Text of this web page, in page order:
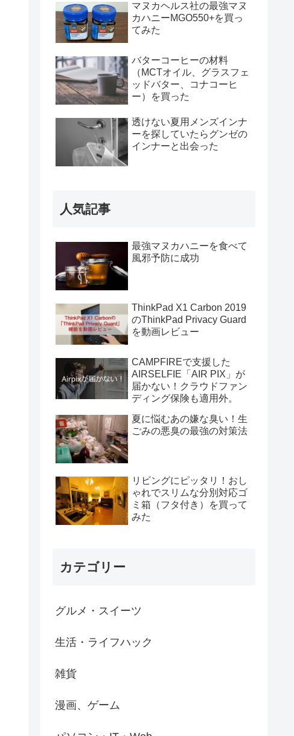
マヌカヘルス社の最強マヌ
カハニーMGO550+を買っ
てみた
バターコーヒーの材料
（MCTオイル、グラスフェ
ッドバター、コナコーヒ
ー）を買った
透けない夏用メンズインナ
ーを探していたらグンゼの
インナーと出会った
人気記事
最強マヌカハニーを食べて
風邪予防に成功
ThinkPad X1 Carbon 2019
のThinkPad Privacy Guard
を動画レビュー
CAMPFIREで支援した
AIRSELFIE「AIR PIX」が
届かない！クラウドファン
ディング保険も適用外。
夏に悩むあの嫌な臭い！生
ごみの悪臭の最強の対策法
リビングにピッタリ！おし
ゃれでスリムな分別対応ゴ
ミ箱（フタ付き）を買って
みた
カテゴリー
グルメ・スイーツ
生活・ライフハック
雑貨
漫画、ゲーム